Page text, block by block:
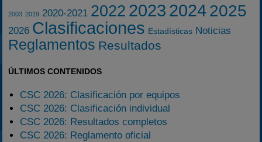
2003 2019 2020-2021 2022 2023 20242025
2026 Clasificaciones Estadísticas Noticias
Reglamentos Resultados
ÚLTIMOS CONTENIDOS
CSC 2026: Clasificación por equipos
CSC 2026: Clasificación individual
CSC 2026: Resultados completos
CSC 2026: Reglamento oficial